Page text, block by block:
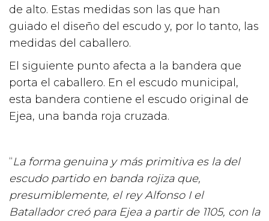
de alto. Estas medidas son las que han
guiado el diseño del escudo y, por lo tanto, las
medidas del caballero.
El siguiente punto afecta a la bandera que
porta el caballero. En el escudo municipal,
esta bandera contiene el escudo original de
Ejea, una banda roja cruzada.
“La forma genuina y más primitiva es la del
escudo partido en banda rojiza que,
presumiblemente, el rey Alfonso I el
Batallador creó para Ejea a partir de 1105, con la